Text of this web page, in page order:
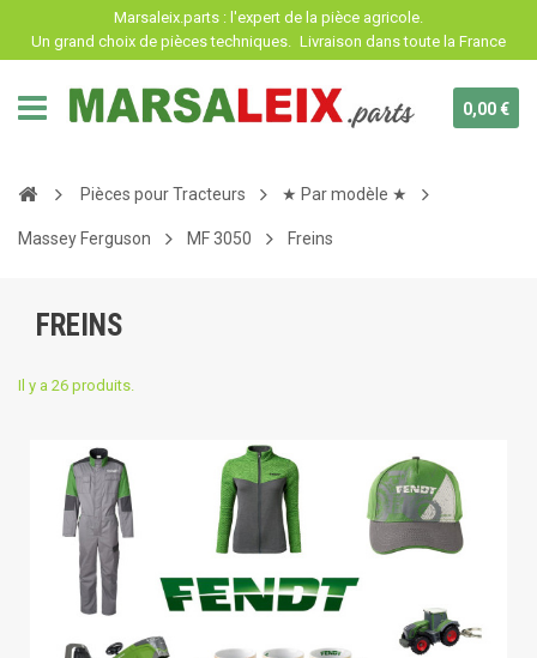
Marsaleix.parts : l'expert de la pièce agricole.
Un grand choix de pièces techniques. Livraison dans toute la France
0,00 €
Pièces pour Tracteurs ★ Par modèle ★
Massey Ferguson MF 3050 Freins
FREINS
Il y a 26 produits.
Panneau de gestion des cookies